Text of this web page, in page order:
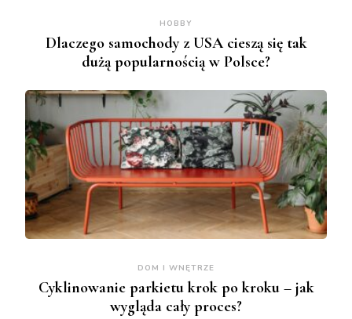
HOBBY
Dlaczego samochody z USA cieszą się tak
dużą popularnością w Polsce?
DOM I WNĘTRZE
Cyklinowanie parkietu krok po kroku – jak
wygląda cały proces?